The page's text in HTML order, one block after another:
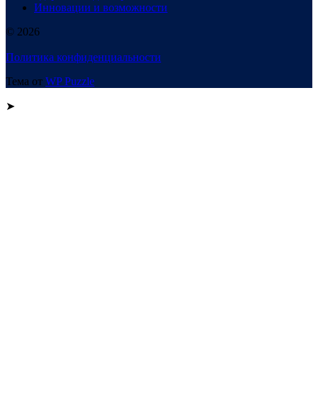
Инновации и возможности
© 2026
Политика конфиденциальности
Тема от WP Puzzle
➤